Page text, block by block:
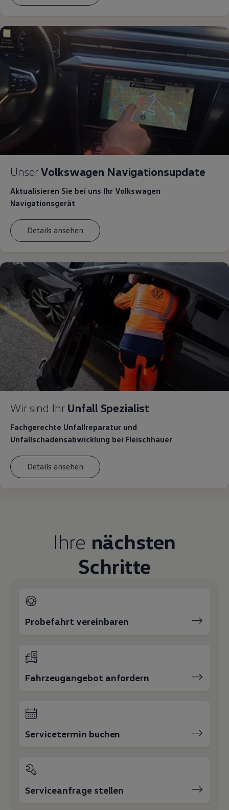
Unser Volkswagen Navigationsupdate
Aktualisieren Sie bei uns Ihr Volkswagen
Navigationsgerät
Details ansehen
Wir sind Ihr Unfall Spezialist
Fachgerechte Unfallreparatur und
Unfallschadensabwicklung bei Fleischhauer
Details ansehen
Ihre nächsten
Schritte
Probefahrt vereinbaren
Fahrzeugangebot anfordern
Servicetermin buchen
Serviceanfrage stellen